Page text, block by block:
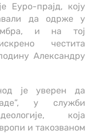
Еуро-прајд, коју
да одрже у
и на тој
честита
Александру
је уверен да
у служби
која
и такозваном